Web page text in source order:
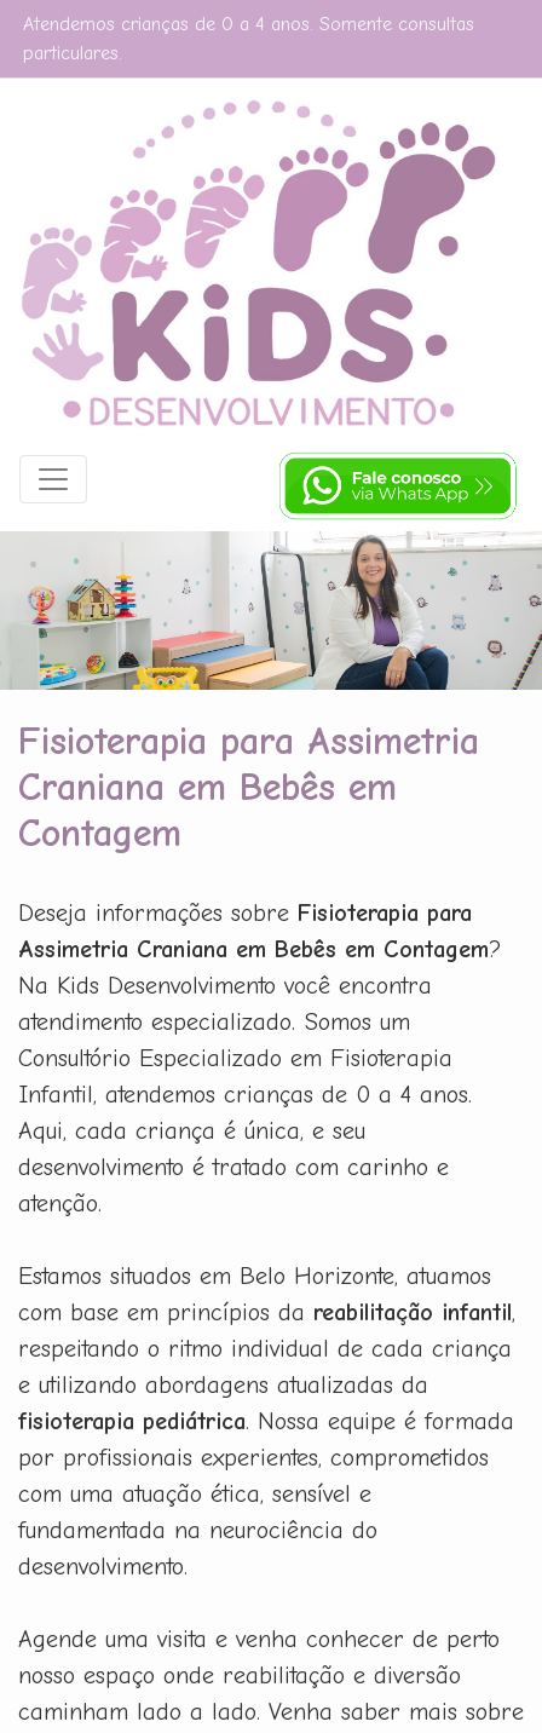
Atendemos crianças de 0 a 4 anos. Somente consultas
particulares.
Fisioterapia para Assimetria
Craniana em Bebês em
Contagem
Deseja informações sobre Fisioterapia para
Assimetria Craniana em Bebês em Contagem?
Na Kids Desenvolvimento você encontra
atendimento especializado. Somos um
Consultório Especializado em Fisioterapia
Infantil, atendemos crianças de 0 a 4 anos.
Aqui, cada criança é única, e seu
desenvolvimento é tratado com carinho e
atenção.
Estamos situados em Belo Horizonte, atuamos
com base em princípios da reabilitação infantil,
respeitando o ritmo individual de cada criança
e utilizando abordagens atualizadas da
fisioterapia pediátrica. Nossa equipe é formada
por profissionais experientes, comprometidos
com uma atuação ética, sensível e
fundamentada na neurociência do
desenvolvimento.
Agende uma visita e venha conhecer de perto
nosso espaço onde reabilitação e diversão
caminham lado a lado. Venha saber mais sobre